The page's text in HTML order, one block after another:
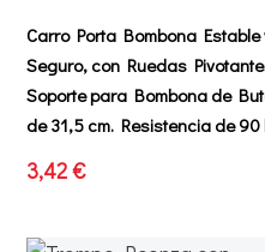
Carro Porta Bombona Estable
Seguro, con Ruedas
Soporte para Bombona de
de 31,5 cm. Resistencia de 90
3,42 €